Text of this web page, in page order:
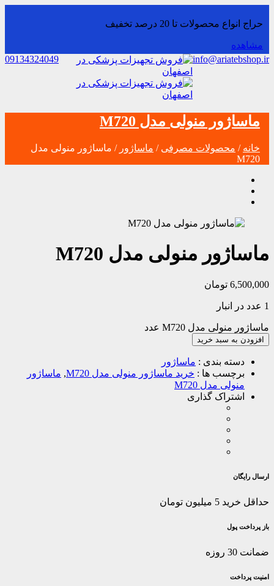
حراج انواع محصولات تا 20 درصد تخفیف
مشاهده
info@ariatebshop.ir
09134324049
ماساژور منولی مدل M720
خانه / محصولات مصرفی / ماساژور / ماساژور منولی مدل
M720
ماساژور منولی مدل M720
6,500,000 تومان
1 عدد در انبار
ماساژور منولی مدل M720 عدد
افزودن به سبد خرید
دسته بندی : ماساژور
برچسب ها : خرید ماساژور منولی مدل M720 , ماساژور
منولی مدل M720
اشتراک گذاری
ارسال رایگان
حداقل خرید 5 میلیون تومان
باز پرداخت پول
ضمانت 30 روزه
امنیت پرداخت